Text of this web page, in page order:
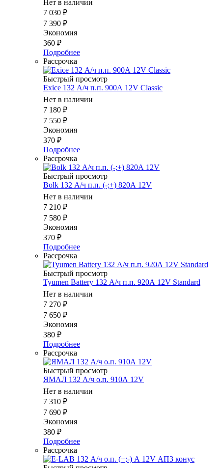
Нет в наличии
7 030 ₽
7 390 ₽
Экономия
360 ₽
Подробнее
Рассрочка
Быстрый просмотр
Exice 132 А/ч п.п. 900А 12V Classic
Нет в наличии
7 180 ₽
7 550 ₽
Экономия
370 ₽
Подробнее
Рассрочка
Быстрый просмотр
Bolk 132 А/ч п.п. (-;+) 820А 12V
Нет в наличии
7 210 ₽
7 580 ₽
Экономия
370 ₽
Подробнее
Рассрочка
Быстрый просмотр
Tyumen Battery 132 А/ч п.п. 920А 12V Standard
Нет в наличии
7 270 ₽
7 650 ₽
Экономия
380 ₽
Подробнее
Рассрочка
Быстрый просмотр
ЯМАЛ 132 А/ч о.п. 910А 12V
Нет в наличии
7 310 ₽
7 690 ₽
Экономия
380 ₽
Подробнее
Рассрочка